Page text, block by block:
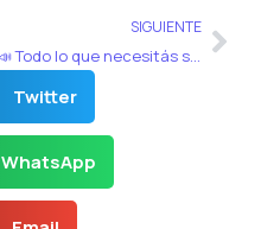
SIGUIENTE
📣 Todo lo que necesitás saber sobre el Concurso Unificado
Twitter
WhatsApp